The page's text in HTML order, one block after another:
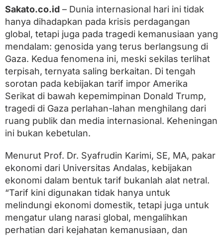
m
i
M
e
n
j
a
d
i
S
e
j
a
t
a
a
n
e
m
n
u
s
Sakato.co.id – Dunia internasional hari ini tidak
hanya dihadapkan pada krisis perdagangan
global, tetapi juga pada tragedi kemanusiaan yang
mendalam: genosida yang terus berlangsung di
Gaza. Kedua fenomena ini, meski sekilas terlihat
terpisah, ternyata saling berkaitan. Di tengah
sorotan pada kebijakan tarif impor Amerika
Serikat di bawah kepemimpinan Donald Trump,
tragedi di Gaza perlahan-lahan menghilang dari
ruang publik dan media internasional. Keheningan
ini bukan kebetulan.
Menurut Prof. Dr. Syafrudin Karimi, SE, MA, pakar
ekonomi dari Universitas Andalas, kebijakan
ekonomi dalam bentuk tarif bukanlah alat netral.
“Tarif kini digunakan tidak hanya untuk
melindungi ekonomi domestik, tetapi juga untuk
mengatur ulang narasi global, mengalihkan
perhatian dari kejahatan kemanusiaan, dan